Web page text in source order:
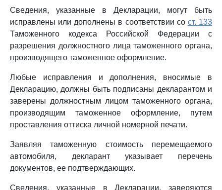
Сведения, указанные в Декларации, могут быть
исправлены или дополнены в соответствии со ст. 133
Таможенного кодекса Российской Федерации с
разрешения должностного лица таможенного органа,
производящего таможенное оформление.
Любые исправления и дополнения, вносимые в
Декларацию, должны быть подписаны декларантом и
заверены должностным лицом таможенного органа,
производящим таможенное оформление, путем
проставления оттиска личной номерной печати.
Заявляя таможенную стоимость перемещаемого
автомобиля, декларант указывает перечень
документов, ее подтверждающих.
Сведения, указанные в Декларации, заверяются